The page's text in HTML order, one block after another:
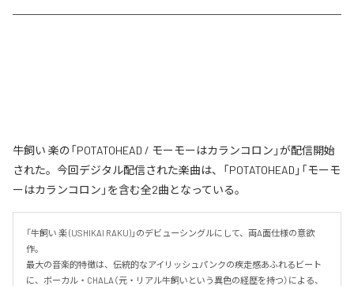
牛飼い 楽の「POTATOHEAD / モーモーはカランコロン」が配信開始
された。今回デジタル配信された楽曲は、「POTATOHEAD」「モーモ
ーはカランコロン」を含む全2曲となっている。
「牛飼い 楽 (USHIKAI RAKU)」のデビューシングルにして、両A面仕様の意欲
作。
最大の音楽的特徴は、伝統的なアイリッシュパンクの疾走感あふれるビート
に、ボーカル・CHALA（元・リアル牛飼いという異色の経歴を持つ）による、